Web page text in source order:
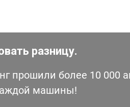
разницу.
прошили более 10 000
машины!